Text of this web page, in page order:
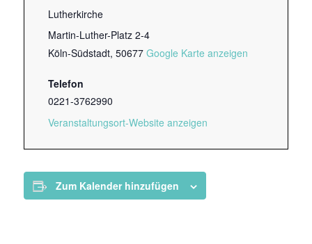
Lutherkirche
Martin-Luther-Platz 2-4
Köln-Südstadt, 50677 Google Karte anzeigen
Telefon
0221-3762990
Veranstaltungsort-Website anzeigen
Zum Kalender hinzufügen